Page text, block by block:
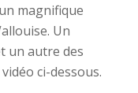
magnifique
Un
un autre des
ci-dessous.